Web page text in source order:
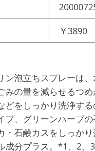
￥3890
ン泡立ちスプレーは
みの量を減らせるつ
どをしっかり洗浄す
プ、グリーンハーブ
・石鹸カスをしっか
成分プラス。*1、2